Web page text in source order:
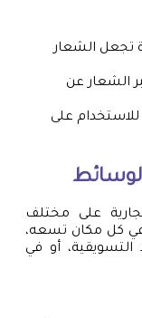
تجعل الشعار
الشعار عن
على
على مختلف
كل مكان تسعه،
التسويقية، أو في